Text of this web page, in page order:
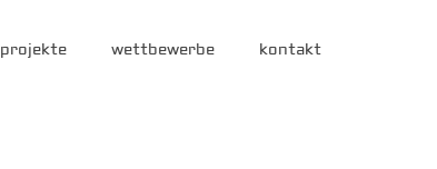
projekte wettbewerbe kontakt